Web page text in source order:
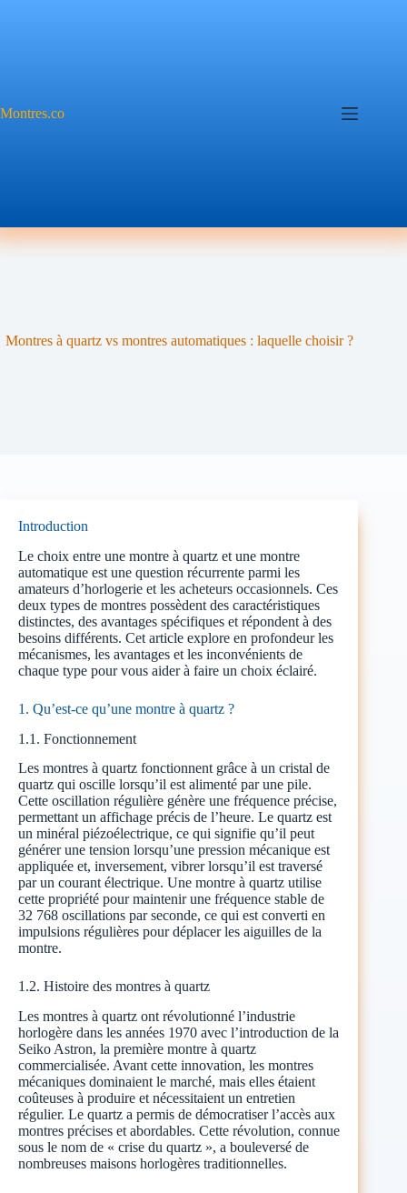
Montres.co
Montres à quartz vs montres automatiques : laquelle choisir ?
Introduction
Le choix entre une montre à quartz et une montre
automatique est une question récurrente parmi les
amateurs d’horlogerie et les acheteurs occasionnels. Ces
deux types de montres possèdent des caractéristiques
distinctes, des avantages spécifiques et répondent à des
besoins différents. Cet article explore en profondeur les
mécanismes, les avantages et les inconvénients de
chaque type pour vous aider à faire un choix éclairé.
1. Qu’est-ce qu’une montre à quartz ?
1.1. Fonctionnement
Les montres à quartz fonctionnent grâce à un cristal de
quartz qui oscille lorsqu’il est alimenté par une pile.
Cette oscillation régulière génère une fréquence précise,
permettant un affichage précis de l’heure. Le quartz est
un minéral piézoélectrique, ce qui signifie qu’il peut
générer une tension lorsqu’une pression mécanique est
appliquée et, inversement, vibrer lorsqu’il est traversé
par un courant électrique. Une montre à quartz utilise
cette propriété pour maintenir une fréquence stable de
32 768 oscillations par seconde, ce qui est converti en
impulsions régulières pour déplacer les aiguilles de la
montre.
1.2. Histoire des montres à quartz
Les montres à quartz ont révolutionné l’industrie
horlogère dans les années 1970 avec l’introduction de la
Seiko Astron, la première montre à quartz
commercialisée. Avant cette innovation, les montres
mécaniques dominaient le marché, mais elles étaient
coûteuses à produire et nécessitaient un entretien
régulier. Le quartz a permis de démocratiser l’accès aux
montres précises et abordables. Cette révolution, connue
sous le nom de « crise du quartz », a bouleversé de
nombreuses maisons horlogères traditionnelles.